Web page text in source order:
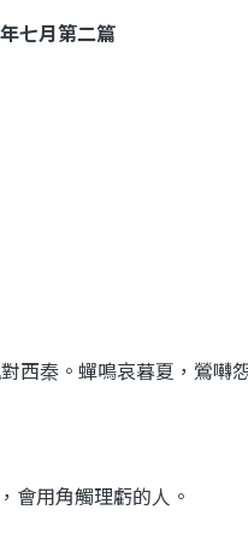
七月第二篇
西秦。蟬鳴哀暮夏，鶯囀
會用角觸理虧的人。